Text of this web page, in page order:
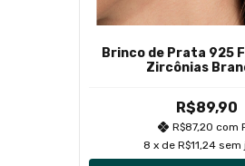
Brinco de Prata 925
Zircônias
R$89,90
R$87,20 com
8 x de R$11,24 sem